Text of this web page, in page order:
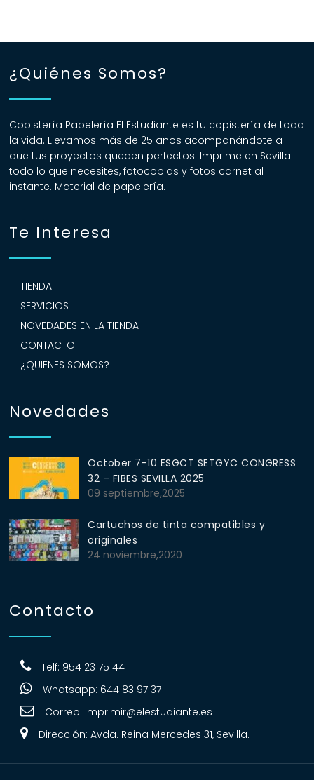
¿Quiénes Somos?
Copistería Papelería El Estudiante es tu copistería de toda
la vida. Llevamos más de 25 años acompañándote a
que tus proyectos queden perfectos. Imprime en Sevilla
todo lo que necesites, fotocopias y fotos carnet al
instante. Material de papelería.
Te Interesa
TIENDA
SERVICIOS
NOVEDADES EN LA TIENDA
CONTACTO
¿QUIENES SOMOS?
Novedades
October 7-10 ESGCT SETGYC CONGRESS
32 – FIBES SEVILLA 2025
09 septiembre,2025
Cartuchos de tinta compatibles y
originales
24 noviembre,2020
Contacto
Telf: 954 23 75 44
Whatsapp: 644 83 97 37
Correo: imprimir@elestudiante.es
Dirección: Avda. Reina Mercedes 31, Sevilla.